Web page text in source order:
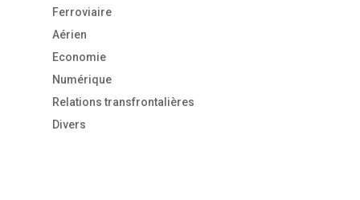
Ferroviaire
Aérien
Economie
Numérique
Relations transfrontalières
Divers